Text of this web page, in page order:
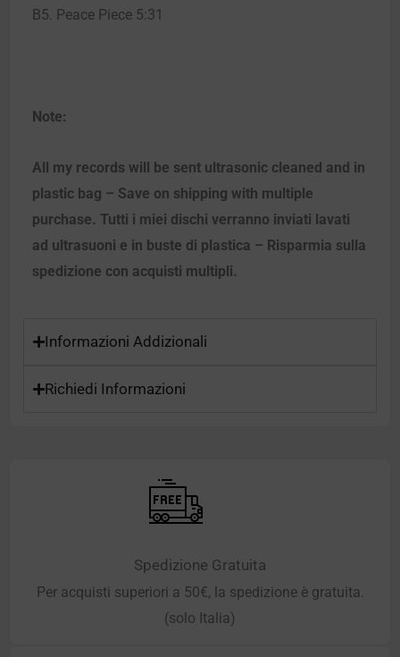
B5. Peace Piece 5:31
Note:
All my records will be sent ultrasonic cleaned and in
plastic bag – Save on shipping with multiple
purchase. Tutti i miei dischi verranno inviati lavati
ad ultrasuoni e in buste di plastica – Risparmia sulla
spedizione con acquisti multipli.
Informazioni Addizionali
Richiedi Informazioni
Spedizione Gratuita
Per acquisti superiori a 50€, la spedizione è gratuita.
(solo Italia)